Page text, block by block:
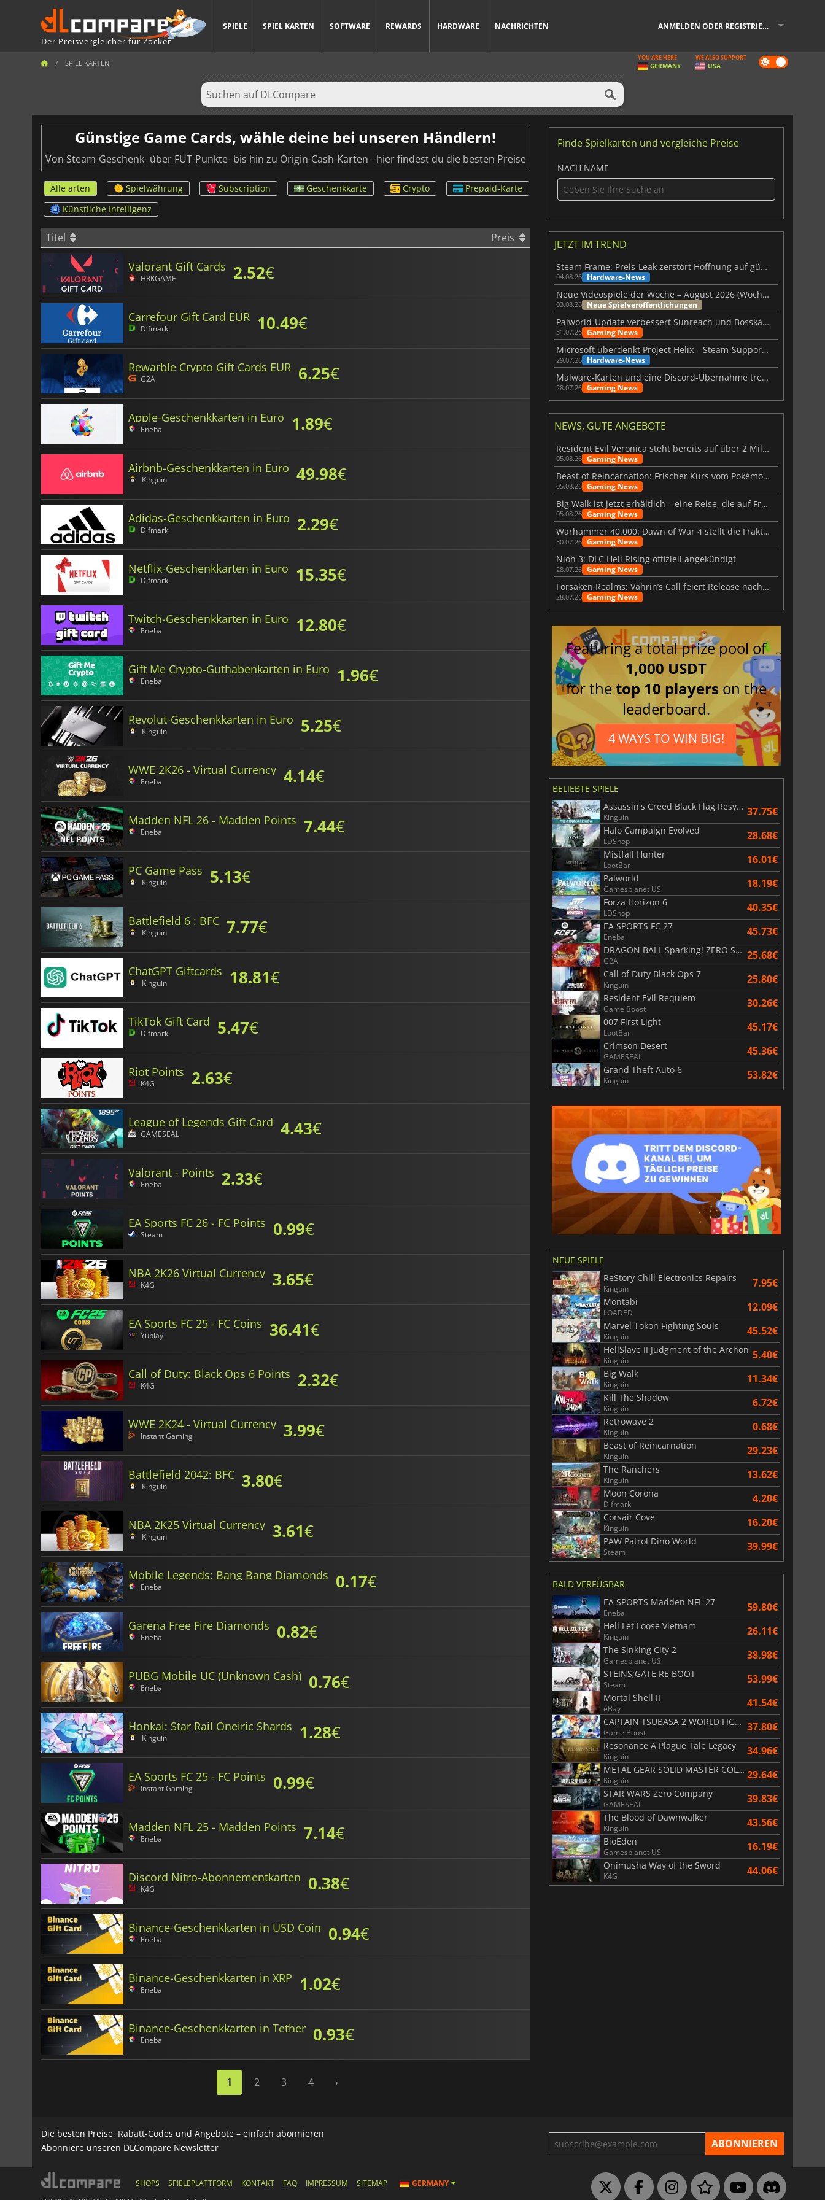
Der Preisvergleicher für Zocker
SPIELE SPIEL KARTEN SOFTWARE REWARDS HARDWARE NACHRICHTEN ANMELDEN ODER REGISTRIEREN
SPIEL KARTEN Dark
mode
YOU ARE HERE
GERMANY
WE ALSO SUPPORT
USA
Günstige Game Cards, wähle deine bei unseren Händlern!
Von Steam-Geschenk- über FUT-Punkte- bis hin zu Origin-Cash-Karten - hier findest du die besten Preise
Alle arten Spielwährung Subscription Geschenkkarte Crypto
Prepaid-Karte
Künstliche Intelligenz
Titel Preis
Valorant Gift Cards
HRKGAME 2.52€
Carrefour Gift Card EUR
Difmark 10.49€
Rewarble Crypto Gift Cards EUR
G2A 6.25€
Apple-Geschenkkarten in Euro
Eneba 1.89€
Airbnb-Geschenkkarten in Euro
Kinguin 49.98€
Adidas-Geschenkkarten in Euro
Difmark 2.29€
Netflix-Geschenkkarten in Euro
Difmark 15.35€
Twitch-Geschenkkarten in Euro
Eneba 12.80€
Gift Me Crypto-Guthabenkarten in Euro
Eneba 1.96€
Revolut-Geschenkkarten in Euro
Kinguin 5.25€
WWE 2K26 - Virtual Currency
Eneba 4.14€
Madden NFL 26 - Madden Points
Eneba 7.44€
PC Game Pass
Kinguin 5.13€
Battlefield 6 : BFC
Kinguin 7.77€
ChatGPT Giftcards
Kinguin 18.81€
TikTok Gift Card
Difmark 5.47€
Riot Points
K4G 2.63€
League of Legends Gift Card
GAMESEAL 4.43€
Valorant - Points
Eneba 2.33€
EA Sports FC 26 - FC Points
Steam 0.99€
NBA 2K26 Virtual Currency
K4G 3.65€
EA Sports FC 25 - FC Coins
Yuplay 36.41€
Call of Duty: Black Ops 6 Points
K4G 2.32€
WWE 2K24 - Virtual Currency
Instant Gaming 3.99€
Battlefield 2042: BFC
Kinguin 3.80€
NBA 2K25 Virtual Currency
Kinguin 3.61€
Mobile Legends: Bang Bang Diamonds
Eneba 0.17€
Garena Free Fire Diamonds
Eneba 0.82€
PUBG Mobile UC (Unknown Cash)
Eneba 0.76€
Honkai: Star Rail Oneiric Shards
Kinguin 1.28€
EA Sports FC 25 - FC Points
Instant Gaming 0.99€
Madden NFL 25 - Madden Points
Eneba 7.14€
Discord Nitro-Abonnementkarten
K4G 0.38€
Binance-Geschenkkarten in USD Coin
Eneba 0.94€
Binance-Geschenkkarten in XRP
Eneba 1.02€
Binance-Geschenkkarten in Tether
Eneba 0.93€
1 2 3 4 ›
Finde Spielkarten und vergleiche Preise
NACH NAME
JETZT IM TREND
Steam Frame: Preis-Leak zerstört Hoffnung auf günstiges VR-Headset
04.08.26 Hardware-News
Neue Videospiele der Woche – August 2026 (Woche 32)
03.08.26 Neue Spielveröffentlichungen
Palworld-Update verbessert Sunreach und Bosskämpfe deutlich
31.07.26 Gaming News
Microsoft überdenkt Project Helix – Steam-Support gefährdet
29.07.26 Hardware-News
Malware-Karten und eine Discord-Übernahme treffen Meccha Chameleon
28.07.26 Gaming News
NEWS, GUTE ANGEBOTE
Resident Evil Veronica steht bereits auf über 2 Millionen Wunschlisten
05.08.26 Gaming News
Beast of Reincarnation: Frischer Kurs vom Pokémon-Studio
05.08.26 Gaming News
Big Walk ist jetzt erhältlich – eine Reise, die auf Freundschaft basiert
05.08.26 Gaming News
Warhammer 40.000: Dawn of War 4 stellt die Fraktion der Necrons vor
30.07.26 Gaming News
Nioh 3: DLC Hell Rising offiziell angekündigt
28.07.26 Gaming News
Forsaken Realms: Vahrin’s Call feiert Release nach 10 Jahren
28.07.26 Gaming News
Featuring a total prize pool of
1,000 USDT
for thetop 10 players on the
leaderboard.
4 WAYS TO WIN BIG!
BELIEBTE SPIELE
Assassin's Creed Black Flag Resynced
Kinguin 37.75€
Halo Campaign Evolved
LDShop 28.68€
Mistfall Hunter
LootBar 16.01€
Palworld
Gamesplanet US 18.19€
Forza Horizon 6
LDShop 40.35€
EA SPORTS FC 27
Eneba 45.73€
DRAGON BALL Sparking! ZERO Super Limit Breaking NEO
G2A 25.68€
Call of Duty Black Ops 7
Kinguin 25.80€
Resident Evil Requiem
Game Boost 30.26€
007 First Light
LootBar 45.17€
Crimson Desert
GAMESEAL 45.36€
Grand Theft Auto 6
Kinguin 53.82€
NEUE SPIELE
ReStory Chill Electronics Repairs
Kinguin 7.95€
Montabi
LOADED 12.09€
Marvel Tokon Fighting Souls
Kinguin 45.52€
HellSlave II Judgment of the Archon
Kinguin 5.40€
Big Walk
Kinguin 11.34€
Kill The Shadow
Kinguin 6.72€
Retrowave 2
Kinguin 0.68€
Beast of Reincarnation
Kinguin 29.23€
The Ranchers
Kinguin 13.62€
Moon Corona
Difmark 4.20€
Corsair Cove
Kinguin 16.20€
PAW Patrol Dino World
Steam 39.99€
BALD VERFÜGBAR
EA SPORTS Madden NFL 27
Eneba 59.80€
Hell Let Loose Vietnam
Kinguin 26.11€
The Sinking City 2
Gamesplanet US 38.98€
STEINS;GATE RE BOOT
Steam 53.99€
Mortal Shell II
eBay 41.54€
CAPTAIN TSUBASA 2 WORLD FIGHTERS
Game Boost 37.80€
Resonance A Plague Tale Legacy
Kinguin 34.96€
METAL GEAR SOLID MASTER COLLECTION Vol.2
Kinguin 29.64€
STAR WARS Zero Company
GAMESEAL 39.83€
The Blood of Dawnwalker
Kinguin 43.56€
BioEden
Gamesplanet US 16.19€
Onimusha Way of the Sword
K4G 44.06€
Die besten Preise, Rabatt-Codes und Angebote – einfach abonnieren
Abonniere unseren DLCompare Newsletter
SHOPS SPIELEPLATTFORM KONTAKT FAQ IMPRESSUM SITEMAP GERMANY